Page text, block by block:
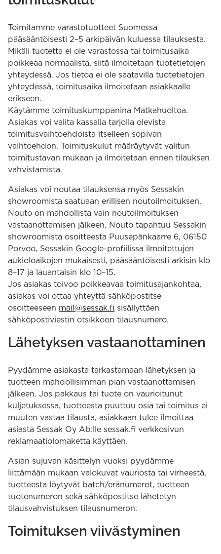
Toimitamme varastotuotteet Suomessa
pääsääntöisesti 2–5 arkipäivän kuluessa tilauksesta.
Mikäli tuotetta ei ole varastossa tai toimitusaika
poikkeaa normaalista, siitä ilmoitetaan tuotetietojen
yhteydessä. Jos tietoa ei ole saatavilla tuotetietojen
yhteydessä, toimitusaika ilmoitetaan asiakkaalle
erikseen.
Käytämme toimituskumppanina Matkahuoltoa.
Asiakas voi valita kassalla tarjolla olevista
toimitusvaihtoehdoista itselleen sopivan
vaihtoehdon. Toimituskulut määräytyvät valitun
toimitustavan mukaan ja ilmoitetaan ennen tilauksen
vahvistamista.
Asiakas voi noutaa tilauksensa myös Sessakin
showroomista saatuaan erillisen noutoilmoituksen.
Nouto on mahdollista vain noutoilmoituksen
vastaanottamisen jälkeen. Nouto tapahtuu Sessakin
showroomista osoitteesta Puusepänkaarre 6, 06150
Porvoo, Sessakin Google-profiilissa ilmoitettujen
aukioloaikojen mukaisesti, pääsääntöisesti arkisin klo
8–17 ja lauantaisin klo 10–15.
Jos asiakas toivoo poikkeavaa toimitusajankohtaa,
asiakas voi ottaa yhteyttä sähköpostitse
osoitteeseen mail@sessak.fi sisällyttäen
sähköpostiviestin otsikkoon tilausnumero.
Lähetyksen vastaanottaminen
Pyydämme asiakasta tarkastamaan lähetyksen ja
tuotteen mahdollisimman pian vastaanottamisen
jälkeen. Jos pakkaus tai tuote on vaurioitunut
kuljetuksessa, tuotteesta puuttuu osia tai toimitus ei
muuten vastaa tilausta, asiakkaan tulee ilmoittaa
asiasta Sessak Oy Ab:lle sessak.fi verkkosivun
reklamaatiolomaketta käyttäen.
Asian sujuvan käsittelyn vuoksi pyydämme
liittämään mukaan valokuvat vauriosta tai virheestä,
tuotteesta löytyvät batch/eränumerot, tuotteen
tuotenumeron sekä sähköpostitse lähetetyn
tilausvahvistuksen tilausnumeron.
Toimituksen viivästyminen